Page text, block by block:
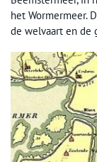
het Wormermeer.
de welvaart en de